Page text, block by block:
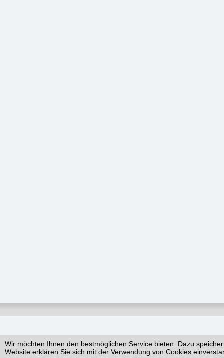
Wir möchten Ihnen den bestmöglichen Service bieten. Dazu
Website erklären Sie sich mit der Verwendung von Cookies